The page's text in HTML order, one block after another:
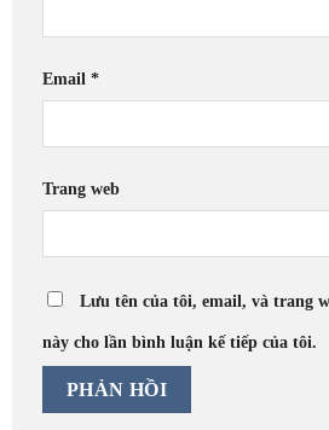
Email *
Trang web
Lưu tên của tôi, email, và trang
này cho lần bình luận kế tiếp của tôi.